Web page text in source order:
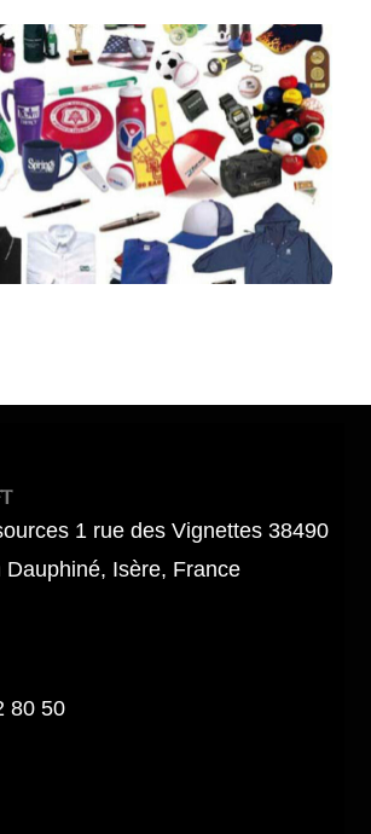
1 rue des Vignettes 38490
Dauphiné, Isère, France
80 50